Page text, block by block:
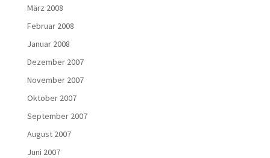
März 2008
Februar 2008
Januar 2008
Dezember 2007
November 2007
Oktober 2007
September 2007
August 2007
Juni 2007